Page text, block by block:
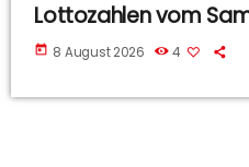
Lottozahlen vom
today 8 August 2026 4